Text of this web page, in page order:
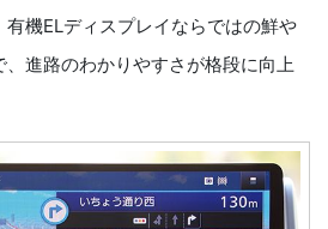
機ELディスプレイならではの鮮や
進路のわかりやすさが格段に向上